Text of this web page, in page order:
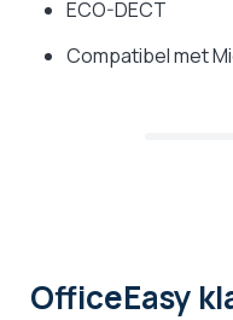
ECO-DECT
Compatibel met
OfficeEasy